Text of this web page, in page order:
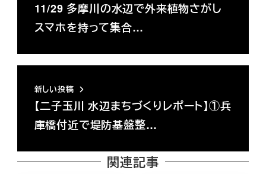
11/29 多摩川の水辺で外来植物さがし
スマホを持って集合…
新しい投稿
【二子玉川 水辺まちづくりレポート】①兵
庫橋付近で堤防基盤整…
関連記事